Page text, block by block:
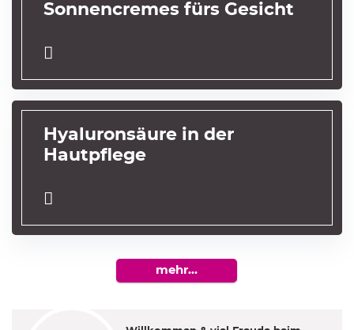
Sonnencremes fürs Gesicht
Hyaluronsäure in der
Hautpflege
mehr…